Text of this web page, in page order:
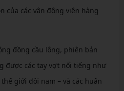
của các vận động viên hàng
đồng cầu lông, phiên bản
được các tay vợt nổi tiếng như
thế giới đôi nam – và các huấn